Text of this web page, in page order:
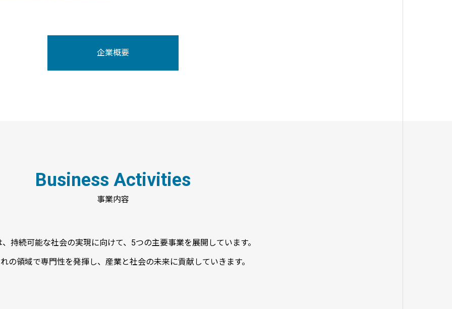
企業概要
企業理念
SDGs
Business Activities
事業内容
持続可能な社会の実現に向けて、5つの主要事業を展開しています。
の領域で専門性を発揮し、産業と社会の未来に貢献していきます。